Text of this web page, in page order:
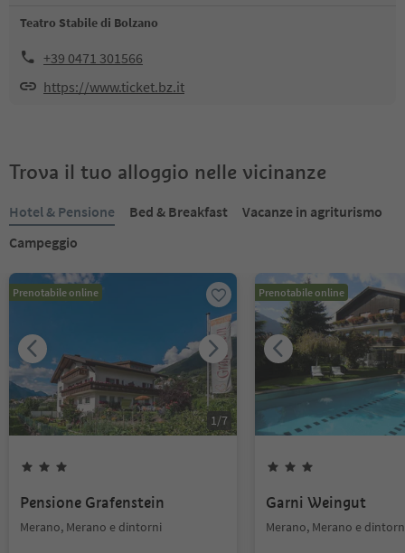
Teatro Stabile di Bolzano
+39 0471 301566
https://www.ticket.bz.it
Trova il tuo alloggio nelle vicinanze
Hotel & Pensione Bed & Breakfast
Vacanze in agriturismo
Campeggio
Prenotabile online
1/7
Pensione Grafenstein
Merano, Merano e dintorni
Prenotabile online
Garni Weingut
Merano, Merano e